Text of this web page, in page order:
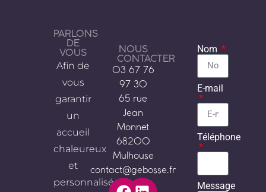
PARLONS
DE
VOUS
Afin de
vous
garantir
un
accueil
chaleureux
et
personnalisé,
NOUS
CONTACTER
03 67 76
97 30
65 rue
Jean
Monnet
68200
Mulhouse
contact@gebosse.fr
Nom
E-mail
Téléphone
Message